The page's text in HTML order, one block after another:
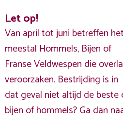
Let op!
Van april tot juni betreffen het
meestal Hommels, Bijen of
Franse Veldwespen die
veroorzaken. Bestrijding is in
dat geval niet altijd de beste
bijen of hommels? Ga dan